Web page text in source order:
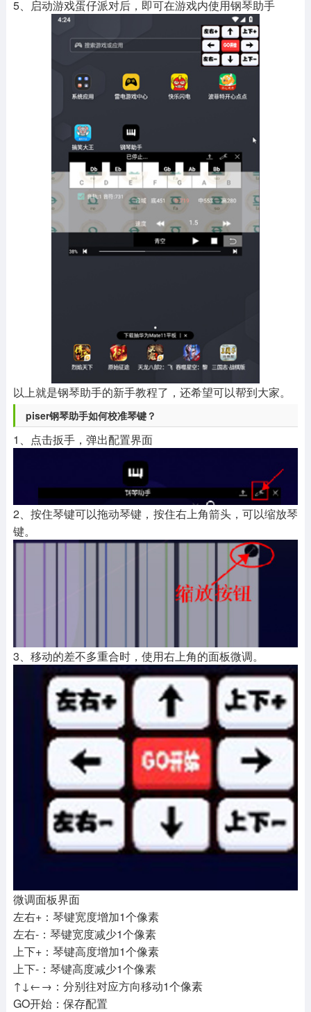
5、启动游戏蛋仔派对后，即可在游戏内使用钢琴助手
以上就是钢琴助手的新手教程了，还希望可以帮到大家。
piser钢琴助手如何校准琴键？
1、点击扳手，弹出配置界面
2、按住琴键可以拖动琴键，按住右上角箭头，可以缩放琴
键。
3、移动的差不多重合时，使用右上角的面板微调。
微调面板界面
左右+：琴键宽度增加1个像素
左右-：琴键宽度减少1个像素
上下+：琴键高度增加1个像素
上下-：琴键高度减少1个像素
↑↓←→：分别往对应方向移动1个像素
GO开始：保存配置